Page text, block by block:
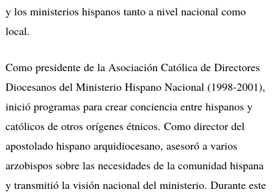
y los ministerios hispanos tanto a nivel nacional como
local.
Como presidente de la Asociación Católica de Directores
Diocesanos del Ministerio Hispano Nacional (1998-2001),
inició programas para crear conciencia entre hispanos y
católicos de otros orígenes étnicos. Como director del
apostolado hispano arquidiocesano, asesoró a varios
arzobispos sobre las necesidades de la comunidad hispana
y transmitió la visión nacional del ministerio. Durante este